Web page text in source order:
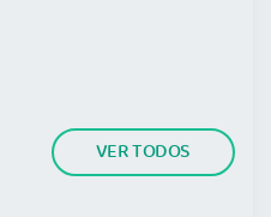
VER TODOS